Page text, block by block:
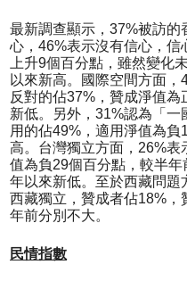
最新調查顯示，37%被訪
心，46%表示沒有信心，
上升9個百分點，雖然變化
以來新高。國際空間方面，
反對的佔37%，贊成淨值
新低。另外，31%認為「
用的佔49%，適用淨值為
高。台灣獨立方面，26%
值為負29個百分點，較半
年以來新低。至於西藏問
西藏獨立，贊成者佔18%
年前分別不大。
民情指數